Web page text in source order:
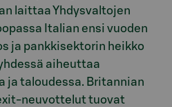
laittaa Yhdysvaltojen
Italian ensi vuoden
ja pankkisektorin heikko
aiheuttaa
ja taloudessa. Britannian
neuvottelut tuovat